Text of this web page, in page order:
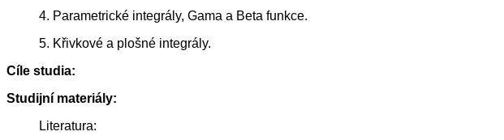
4. Parametrické integrály, Gama a Beta funkce.
5. Křivkové a plošné integrály.
Cíle studia:
Studijní materiály:
Literatura: